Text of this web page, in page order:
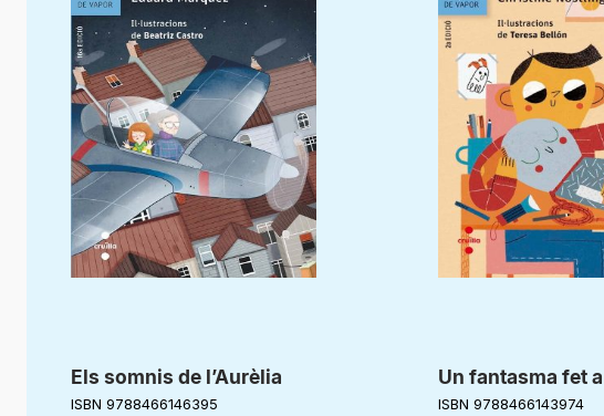
Els somnis de l’Aurèlia
ISBN 9788466146395
Un fantasma fet
ISBN 9788466143974